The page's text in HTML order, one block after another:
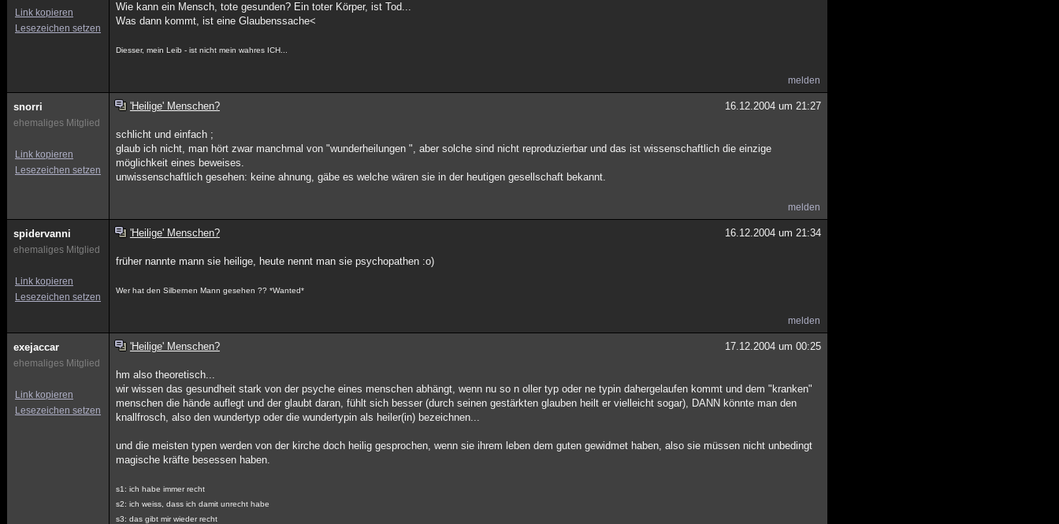
Link kopieren
Lesezeichen setzen
Wie kann ein Mensch, tote gesunden? Ein toter Körper, ist Tod...
Was dann kommt, ist eine Glaubenssache<
Diesser, mein Leib - ist nicht mein wahres ICH...
melden
snorri
ehemaliges Mitglied
Link kopieren
Lesezeichen setzen
'Heilige' Menschen? 16.12.2004 um 21:27
schlicht und einfach ;
glaub ich nicht, man hört zwar manchmal von "wunderheilungen ", aber solche sind nicht reproduzierbar und das ist wissenschaftlich die einzige
möglichkeit eines beweises.
unwissenschaftlich gesehen: keine ahnung, gäbe es welche wären sie in der heutigen gesellschaft bekannt.
melden
spidervanni
ehemaliges Mitglied
Link kopieren
Lesezeichen setzen
'Heilige' Menschen? 16.12.2004 um 21:34
früher nannte mann sie heilige, heute nennt man sie psychopathen :o)
Wer hat den Silbernen Mann gesehen ?? *Wanted*
melden
exejaccar
ehemaliges Mitglied
Link kopieren
Lesezeichen setzen
'Heilige' Menschen? 17.12.2004 um 00:25
hm also theoretisch...
wir wissen das gesundheit stark von der psyche eines menschen abhängt, wenn nu so n oller typ oder ne typin dahergelaufen kommt und dem "kranken"
menschen die hände auflegt und der glaubt daran, fühlt sich besser (durch seinen gestärkten glauben heilt er vielleicht sogar), DANN könnte man den
knallfrosch, also den wundertyp oder die wundertypin als heiler(in) bezeichnen...
und die meisten typen werden von der kirche doch heilig gesprochen, wenn sie ihrem leben dem guten gewidmet haben, also sie müssen nicht unbedingt
magische kräfte besessen haben.
s1: ich habe immer recht
s2: ich weiss, dass ich damit unrecht habe
s3: das gibt mir wieder recht